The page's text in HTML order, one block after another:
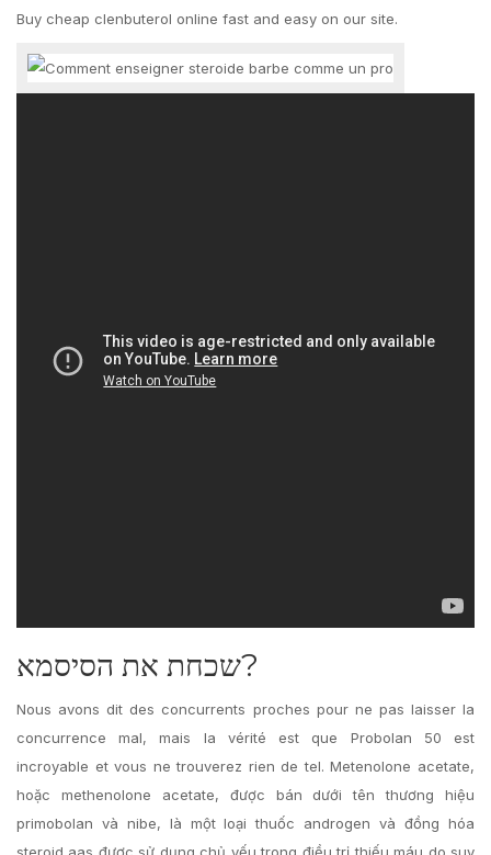
Buy cheap clenbuterol online fast and easy on our site.
שכחת את הסיסמא?
Nous avons dit des concurrents proches pour ne pas laisser la
concurrence mal, mais la vérité est que Probolan 50 est
incroyable et vous ne trouverez rien de tel. Metenolone acetate,
hoặc methenolone acetate, được bán dưới tên thương hiệu
primobolan và nibe, là một loại thuốc androgen và đồng hóa